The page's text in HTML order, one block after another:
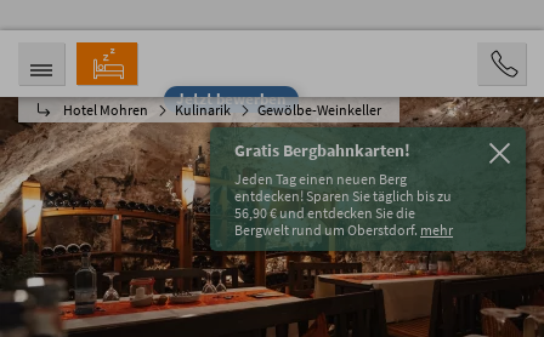
Jetzt bewerben
Hotel Mohren Kulinarik Gewölbe-Weinkeller
Gratis Bergbahnkarten!
Jeden Tag einen neuen Berg
entdecken! Sparen Sie täglich bis zu
56,90 € und entdecken Sie die
Bergwelt rund um Oberstdorf. mehr
ANREISE
09.08.2026
ABREISE
14.08.2026
PERSONEN
2 Personen
BUCHEN